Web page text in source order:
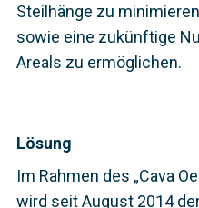
Steilhänge zu
sowie eine zukünftige
Areals zu ermöglichen.
Lösung
Im Rahmen des „Cava
wird seit August 2014